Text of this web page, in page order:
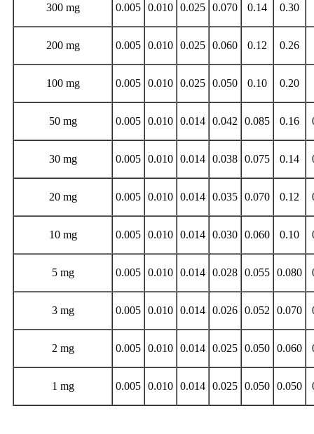
300 mg 0.005 0.010 0.025 0.070 0.14 0.30
200 mg 0.005 0.010 0.025 0.060 0.12 0.26
100 mg 0.005 0.010 0.025 0.050 0.10 0.20
50 mg 0.005 0.010 0.014 0.042 0.085 0.16
30 mg 0.005 0.010 0.014 0.038 0.075 0.14
20 mg 0.005 0.010 0.014 0.035 0.070 0.12
10 mg 0.005 0.010 0.014 0.030 0.060 0.10
5 mg 0.005 0.010 0.014 0.028 0.055 0.080
3 mg 0.005 0.010 0.014 0.026 0.052 0.070
2 mg 0.005 0.010 0.014 0.025 0.050 0.060
1 mg 0.005 0.010 0.014 0.025 0.050 0.050